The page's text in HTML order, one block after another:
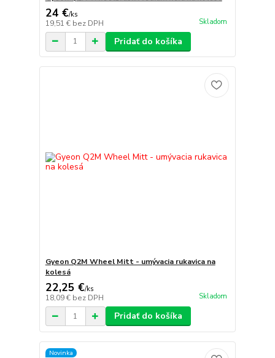
24 €/ks
19,51 € bez DPH Skladom
Pridať do košíka
Gyeon Q2M Wheel Mitt - umývacia rukavica na
kolesá
22,25 €/ks
18,09 € bez DPH Skladom
Pridať do košíka
Novinka